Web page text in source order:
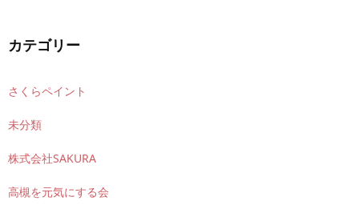
カテゴリー
さくらペイント
未分類
株式会社SAKURA
高槻を元気にする会